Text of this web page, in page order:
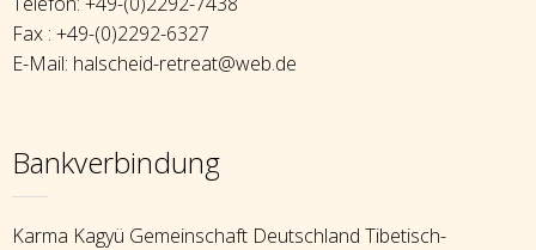
Fax : +49-(0)2292-6327
E-Mail: halscheid-retreat@web.de
Bankverbindung
Karma Kagyü Gemeinschaft Deutschland Tibetisch-